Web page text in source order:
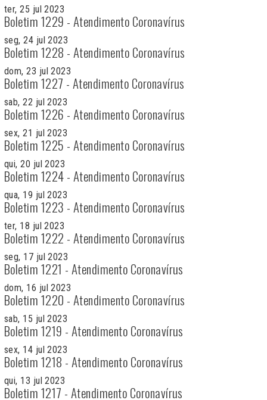
ter, 25 jul 2023
Boletim 1229 - Atendimento Coronavírus
seg, 24 jul 2023
Boletim 1228 - Atendimento Coronavírus
dom, 23 jul 2023
Boletim 1227 - Atendimento Coronavírus
sab, 22 jul 2023
Boletim 1226 - Atendimento Coronavírus
sex, 21 jul 2023
Boletim 1225 - Atendimento Coronavírus
qui, 20 jul 2023
Boletim 1224 - Atendimento Coronavírus
qua, 19 jul 2023
Boletim 1223 - Atendimento Coronavírus
ter, 18 jul 2023
Boletim 1222 - Atendimento Coronavírus
seg, 17 jul 2023
Boletim 1221 - Atendimento Coronavírus
dom, 16 jul 2023
Boletim 1220 - Atendimento Coronavírus
sab, 15 jul 2023
Boletim 1219 - Atendimento Coronavírus
sex, 14 jul 2023
Boletim 1218 - Atendimento Coronavírus
qui, 13 jul 2023
Boletim 1217 - Atendimento Coronavírus